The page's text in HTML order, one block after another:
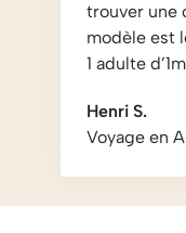
trouver une
modèle est
1 adulte
Henri S.
Voyage en